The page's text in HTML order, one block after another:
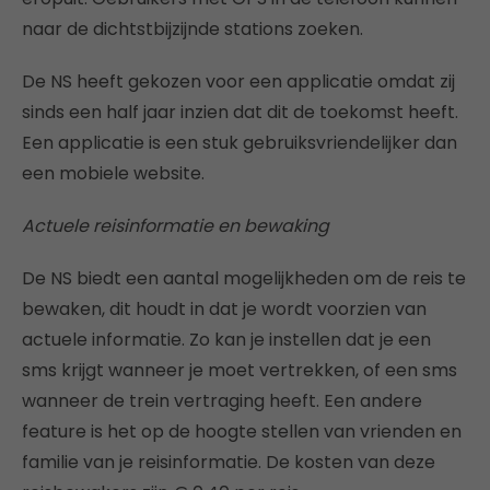
naar de dichtstbijzijnde stations zoeken.
De NS heeft gekozen voor een applicatie omdat zij
sinds een half jaar inzien dat dit de toekomst heeft.
Een applicatie is een stuk gebruiksvriendelijker dan
een mobiele website.
Actuele reisinformatie en bewaking
De NS biedt een aantal mogelijkheden om de reis te
bewaken, dit houdt in dat je wordt voorzien van
actuele informatie. Zo kan je instellen dat je een
sms krijgt wanneer je moet vertrekken, of een sms
wanneer de trein vertraging heeft. Een andere
feature is het op de hoogte stellen van vrienden en
familie van je reisinformatie. De kosten van deze